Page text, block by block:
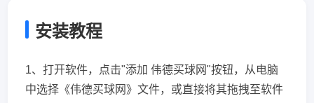
安装教程
1、打开软件，点击"添加 伟德买球网"按钮，从电脑
中选择《伟德买球网》文件，或直接将其拖拽至软件